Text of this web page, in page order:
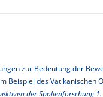
zur Bedeutung der
Beispiel des Vatikanischen
der Spolienforschung